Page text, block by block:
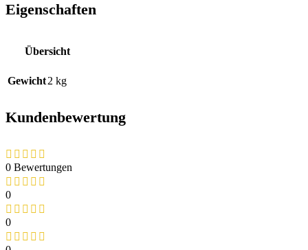
Eigenschaften
Übersicht
Gewicht2 kg
Kundenbewertung
0 Bewertungen
0
0